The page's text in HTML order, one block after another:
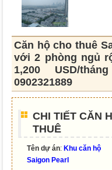
Căn hộ cho thuê
với 2 phòng ngủ
1,200 USD/
0902321889
CHI TIẾT CĂN
THUÊ
Tên dự án: Khu căn hộ
Saigon Pearl